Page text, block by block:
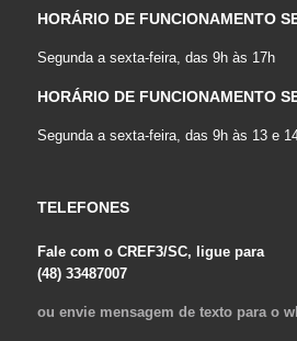
HORÁRIO DE FUNCIONAMENTO
Segunda a sexta-feira, das 9h às 17h
HORÁRIO DE FUNCIONAMENTO
Segunda a sexta-feira, das 9h às 13 e
TELEFONES
Fale com o CREF3/SC, ligue para
(48) 33487007
ou envie mensagem de texto para o